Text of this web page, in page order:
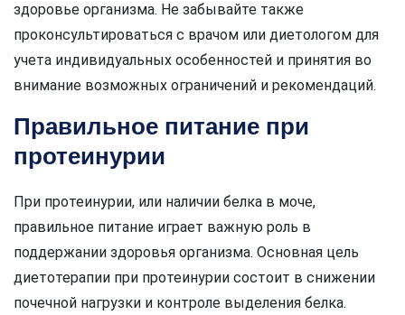
здоровье организма. Не забывайте также
проконсультироваться с врачом или диетологом для
учета индивидуальных особенностей и принятия во
внимание возможных ограничений и рекомендаций.
Правильное питание при
протеинурии
При протеинурии, или наличии белка в моче,
правильное питание играет важную роль в
поддержании здоровья организма. Основная цель
диетотерапии при протеинурии состоит в снижении
почечной нагрузки и контроле выделения белка.